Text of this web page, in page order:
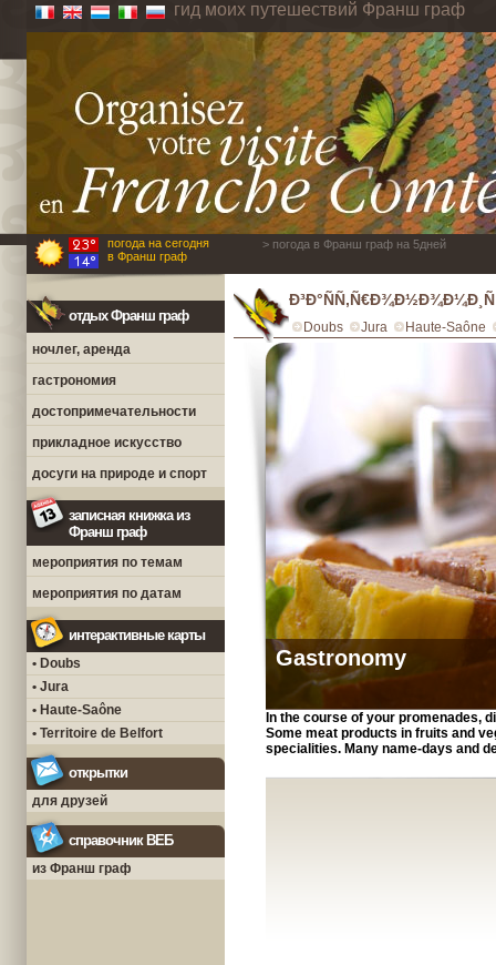
гид моих путешествий Франш граф
погода на сегодня
в Франш граф
> погода в Франш граф на 5дней
отдых Франш граф
ночлег, аренда
гастрономия
достопримечательности
прикладное искусство
досуги на природе и спорт
записная книжка из
Франш граф
мероприятия по темам
мероприятия по датам
интерактивные карты
• Doubs
• Jura
• Haute-Saône
• Territoire de Belfort
открытки
для друзей
справочник ВЕБ
из Франш граф
Doubs Jura Haute-Saône
Gastronomy
In the course of your promenades,
Some meat products in fruits and
specialities. Many name-days and